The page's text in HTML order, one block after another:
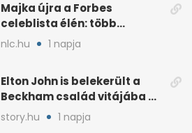
Majka újra a Forbes
celeblista élén: több
váratlan név az
élmezőnyben
nlc.hu 1 napja
Elton John is belekerült a
Beckham család vitájába a
francia Riviérán
story.hu 1 napja